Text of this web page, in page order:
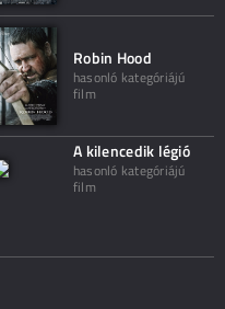
Robin Hood
hasonló kategóriájú
film
A kilencedik légió
hasonló kategóriájú
film